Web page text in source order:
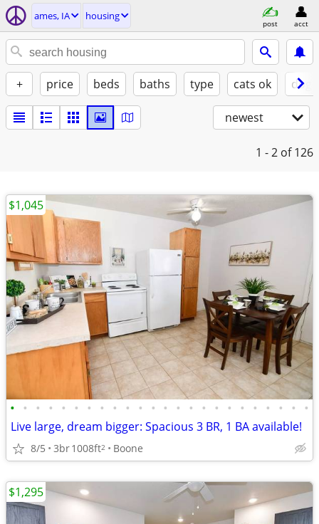
ames, IA housing
post acct
+ price beds baths type cats ok
newest
1 - 2 of 126
• • • • • • • • • • • • • • • • • • • • • • • •
Live large, dream bigger: Spacious 3 BR, 1 BA available!
8/5 3br1008ft2 Boone
$1,045
$1,295